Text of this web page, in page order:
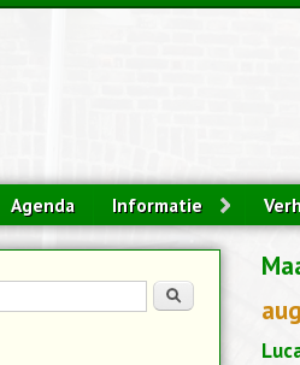
Agenda Informatie
Zoeken